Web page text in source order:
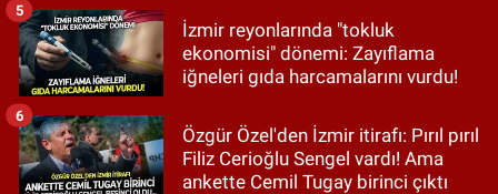
İzmir reyonlarında "tokluk
ekonomisi" dönemi: Zayıflama
iğneleri gıda harcamalarını vurdu!
5
Özgür Özel'den İzmir itirafı: Pırıl pırıl
Filiz Cerioğlu Sengel vardı! Ama
ankette Cemil Tugay birinci çıktı
6